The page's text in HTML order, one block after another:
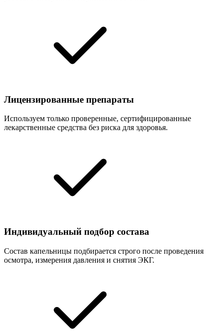
Лицензированные препараты
Используем только проверенные, сертифицированные
лекарственные средства без риска для здоровья.
Индивидуальный подбор состава
Состав капельницы подбирается строго после проведения
осмотра, измерения давления и снятия ЭКГ.